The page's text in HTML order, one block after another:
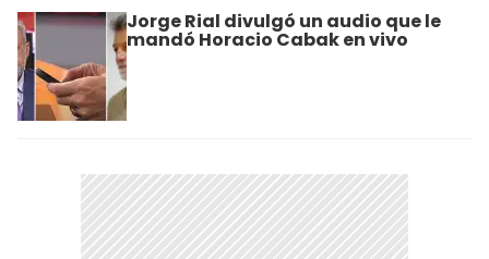
Jorge Rial divulgó un audio que le
mandó Horacio Cabak en vivo